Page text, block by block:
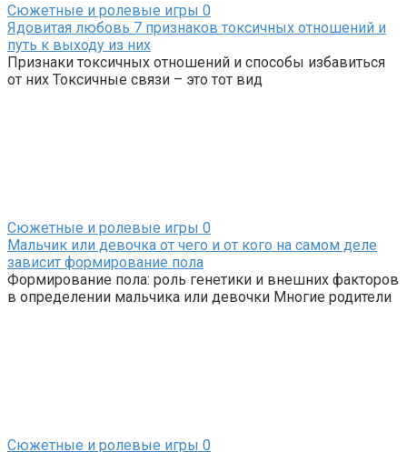
Сюжетные и ролевые игры 0
Ядовитая любовь 7 признаков токсичных отношений и
путь к выходу из них
Признаки токсичных отношений и способы избавиться
от них Токсичные связи – это тот вид
Сюжетные и ролевые игры 0
Мальчик или девочка от чего и от кого на самом деле
зависит формирование пола
Формирование пола: роль генетики и внешних факторов
в определении мальчика или девочки Многие родители
Сюжетные и ролевые игры 0